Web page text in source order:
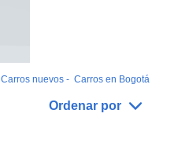
Carros nuevos - Carros en Bogotá
Ordenar por